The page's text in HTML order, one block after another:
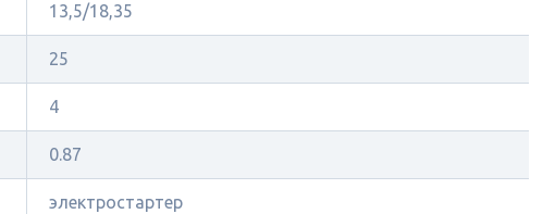
13,5/18,35
25
4
0.87
электростартер